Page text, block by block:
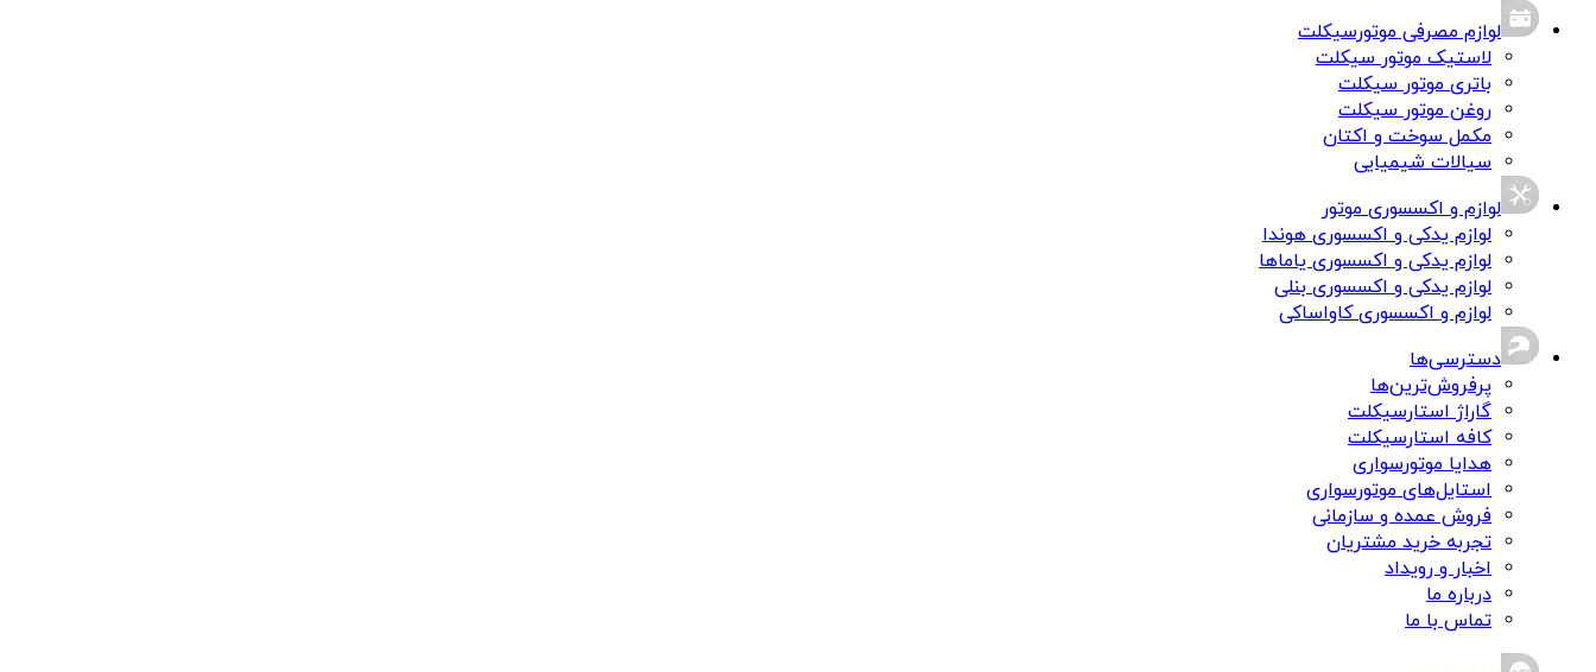
لوازم مصرفی موتورسیکلت
لاستیک موتور سیکلت
باتری موتور سیکلت
روغن موتور سیکلت
مکمل سوخت و اکتان
سیالات شیمیایی
لوازم و اکسسوری موتور
لوازم یدکی و اکسسوری هوندا
لوازم یدکی و اکسسوری یاماها
لوازم یدکی و اکسسوری بنلی
لوازم و اکسسوری کاواساکی
دسترسی‌ها
پرفروش‌ترین‌ها
گاراژ استارسیکلت
کافه استارسیکلت
هدایا موتورسواری
استایل‌های موتورسواری
فروش عمده و سازمانی
تجربه خرید مشتریان
اخبار و رویداد
درباره ما
تماس با ما